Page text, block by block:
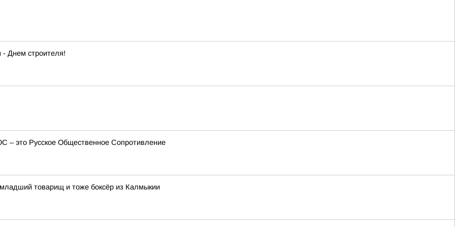
Днем строителя!
– это Русское Общественное Сопротивление
товарищ и тоже боксёр из Калмыкии